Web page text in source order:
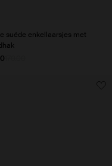
suéde enkellaarsjes met